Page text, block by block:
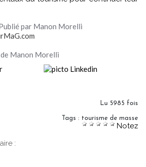
Publié par Manon Morelli
Manon Morelli
Lu 5985 fois
Tags : tourisme de masse
Notez
: